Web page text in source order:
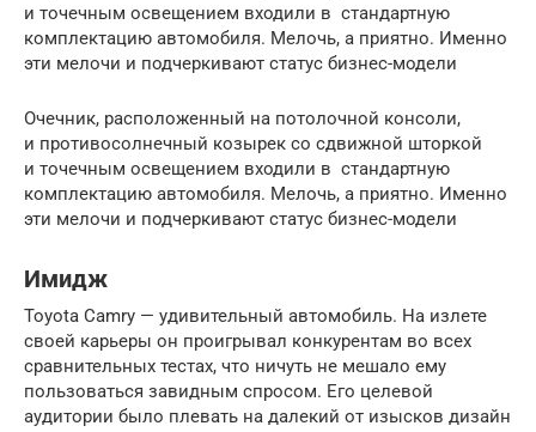
и точечным освещением входили в стандартную
комплектацию автомобиля. Мелочь, а приятно. Именно
эти мелочи и подчеркивают статус бизнес-модели
Очечник, расположенный на потолочной консоли,
и противосолнечный козырек со сдвижной шторкой
и точечным освещением входили в стандартную
комплектацию автомобиля. Мелочь, а приятно. Именно
эти мелочи и подчеркивают статус бизнес-модели
Имидж
Toyota Camry — удивительный автомобиль. На излете
своей карьеры он проигрывал конкурентам во всех
сравнительных тестах, что ничуть не мешало ему
пользоваться завидным спросом. Его целевой
аудитории было плевать на далекий от изысков дизайн